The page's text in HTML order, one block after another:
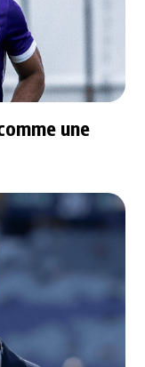
une